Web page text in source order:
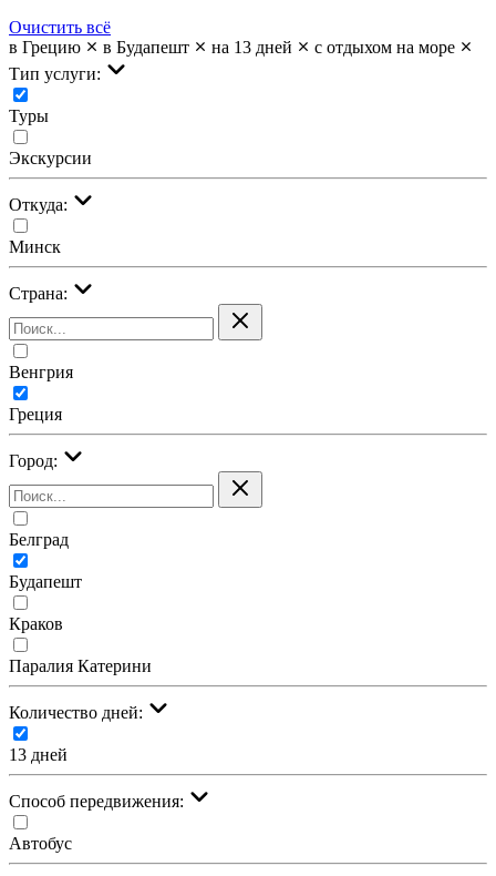
Очистить всё
в Грецию
в Будапешт на 13 дней
с отдыхом на море
Тип услуги:
Туры
Экскурсии
Откуда:
Минск
Страна:
Венгрия
Греция
Город:
Белград
Будапешт
Краков
Паралия Катерини
Количество дней:
13 дней
Cпособ передвижения:
Автобус